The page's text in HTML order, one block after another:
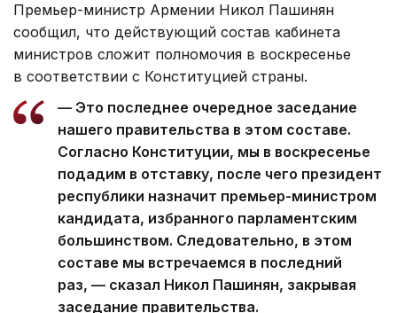
Премьер-министр Армении Никол Пашинян
сообщил, что действующий состав кабинета
министров сложит полномочия в воскресенье
в соответствии с Конституцией страны.
— Это последнее очередное заседание
нашего правительства в этом составе.
Согласно Конституции, мы в воскресенье
подадим в отставку, после чего президент
республики назначит премьер-министром
кандидата, избранного парламентским
большинством. Следовательно, в этом
составе мы встречаемся в последний
раз, — сказал Никол Пашинян, закрывая
заседание правительства.